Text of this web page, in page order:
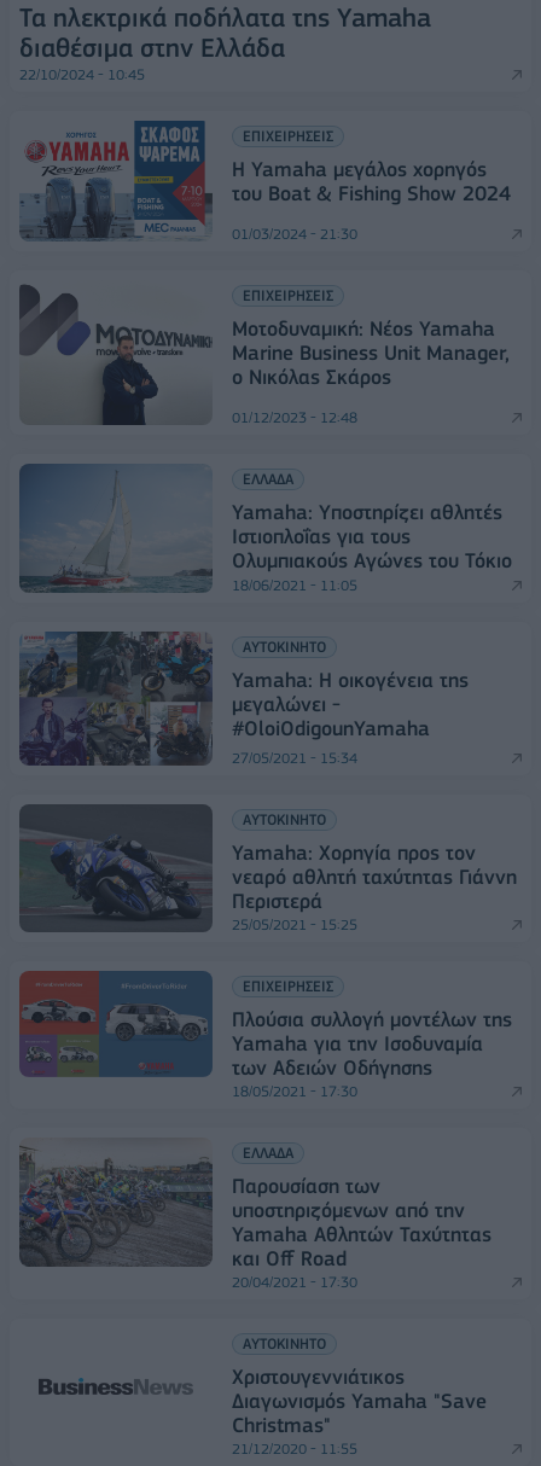
Τα ηλεκτρικά ποδήλατα της Yamaha
διαθέσιμα στην Ελλάδα
22/10/2024 - 10:45
ΕΠΙΧΕΙΡΗΣΕΙΣ
Η Yamaha μεγάλος χορηγός
του Boat & Fishing Show 2024
01/03/2024 - 21:30
ΕΠΙΧΕΙΡΗΣΕΙΣ
Μοτοδυναμική: Νέος Yamaha
Marine Business Unit Manager,
ο Νικόλας Σκάρος
01/12/2023 - 12:48
ΕΛΛΑΔΑ
Yamaha: Yποστηρίζει αθλητές
Ιστιοπλοΐας για τους
Ολυμπιακούς Αγώνες του Τόκιο
18/06/2021 - 11:05
ΑΥΤΟΚΙΝΗΤΟ
Yamaha: Η οικογένεια της
μεγαλώνει -
#OloiOdigounYamaha
27/05/2021 - 15:34
ΑΥΤΟΚΙΝΗΤΟ
Yamaha: Χορηγία προς τον
νεαρό αθλητή ταχύτητας Γιάννη
Περιστερά
25/05/2021 - 15:25
ΕΠΙΧΕΙΡΗΣΕΙΣ
Πλούσια συλλογή μοντέλων της
Yamaha για την Ισοδυναμία
των Αδειών Οδήγησης
18/05/2021 - 17:30
ΕΛΛΑΔΑ
Παρουσίαση των
υποστηριζόμενων από την
Yamaha Αθλητών Ταχύτητας
και Off Road
20/04/2021 - 17:30
ΑΥΤΟΚΙΝΗΤΟ
Χριστουγεννιάτικος
Διαγωνισμός Yamaha "Save
Christmas"
21/12/2020 - 11:55